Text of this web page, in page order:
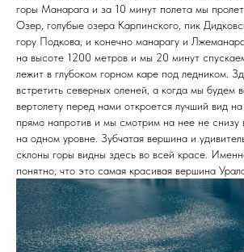
горы Манарага и за 10 минут полета мы
Озер, голубые озера Карпинского, пик
гору Подкова, и конечно манарагу и
на высоте 1200 метров и мы 20 минут
лежит в глубоком горном каре под ледником.
встретить северных оленей, а когда мы будем
вертолету перед нами откроется лучший вид
прямо напротив и мы смотрим на нее не снизу
на одном уровне. Зубчатая вершина и
склоны горы видны здесь во всей красе.
понятно, что это самая красивая вершина